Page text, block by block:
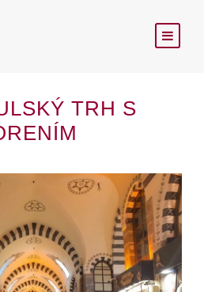
TRH S